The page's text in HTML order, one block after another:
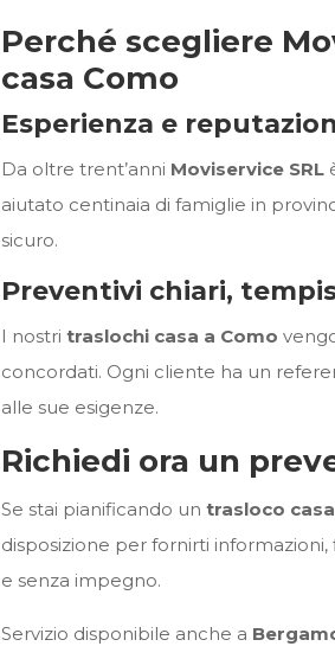
Perché scegliere
casa Como
Esperienza e
Da oltre trent’anni Moviservice SRL
aiutato centinaia di famiglie in
sicuro.
Preventivi chiari,
I nostritraslochi casa a Como
concordati. Ogni cliente ha un
alle sue esigenze.
Richiedi ora un
Se stai pianificando untrasloco
disposizione per fornirti
e senza impegno.
Servizio disponibile anche a